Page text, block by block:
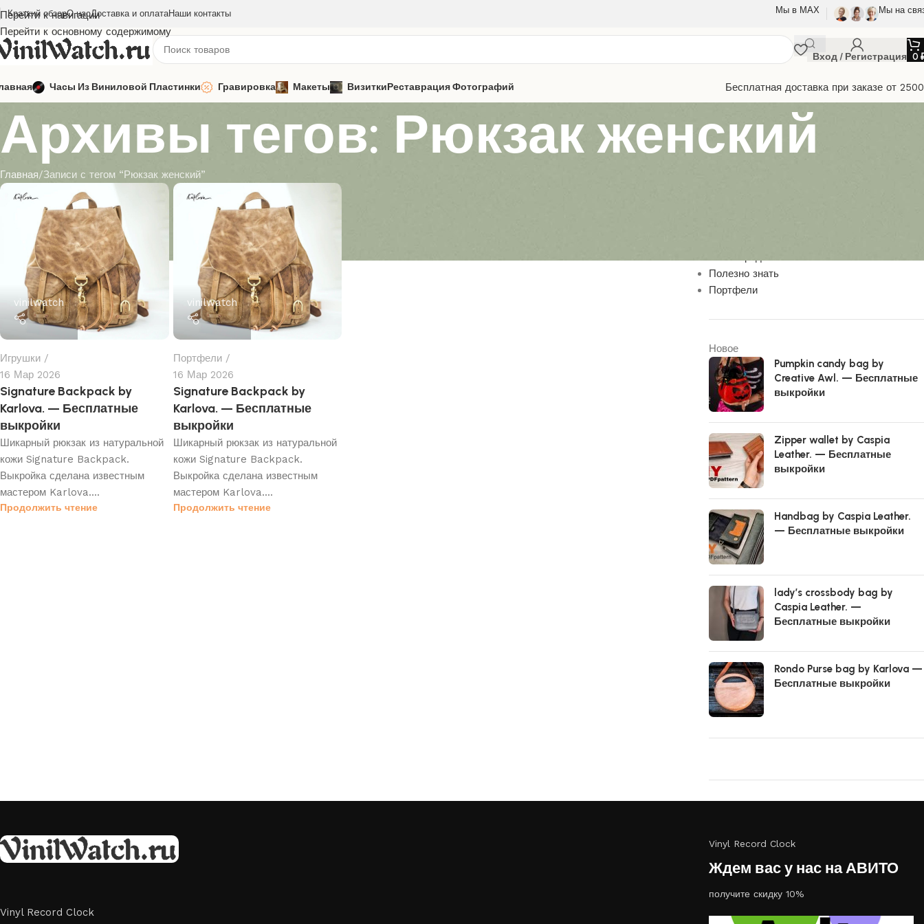
Перейти к навигации
Перейти к основному содержимому
Краткий обзорО насДоставка и оплатаНаши контакты Мы в МАХ Мы на
Вход / Регистрация 0
Часы Из Виниловой Пластинки Гравировка Макеты ВизиткиРеставрация Фотографий Бесплатная доставка при заказе от
Архивы тегов: Рюкзак женский
Главная Записи с тегом “Рюкзак женский”
vinilwatch
Игрушки
16 Мар 2026
Signature Backpack by
Karlova. — Бесплатные
выкройки
Шикарный рюкзак из натуральной
кожи Signature Backpack.
Выкройка сделана известным
мастером Karlova....
Продолжить чтение
vinilwatch
Портфели
16 Мар 2026
Signature Backpack by
Karlova. — Бесплатные
выкройки
Шикарный рюкзак из натуральной
кожи Signature Backpack.
Выкройка сделана известным
мастером Karlova....
Продолжить чтение
Полезно знать
Портфели
Новое
Pumpkin candy bag by
Creative Awl. — Бесплатные
выкройки
Zipper wallet by Caspia
Leather. — Бесплатные
выкройки
Handbag by Caspia Leather.
— Бесплатные выкройки
lady’s crossbody bag by
Caspia Leather. —
Бесплатные выкройки
Rondo Purse bag by Karlova —
Бесплатные выкройки
Vinyl Record Clock
Vinyl Record Clock
Ждем вас у нас на АВИТО
получите скидку 10%